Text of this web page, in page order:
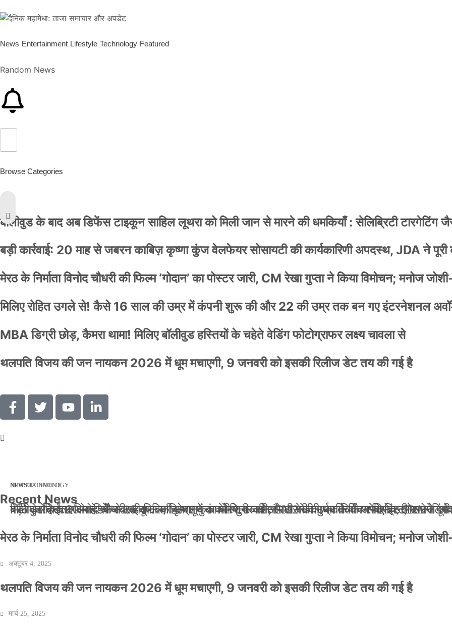
News Entertainment Lifestyle Technology Featured
Random News
Browse Categories
बॉलीवुड के बाद अब डिफेंस टाइकून साहिल लूथरा को मिली जान से मारने की धमकियाँ : सेलिब्रिटी टारगेटिंग
बड़ी कार्रवाई: 20 माह से जबरन काबिज़ कृष्णा कुंज वेलफेयर सोसायटी की कार्यकारिणी अपदस्थ, JDA ने पूरी
मेरठ के निर्माता विनोद चौधरी की फिल्म ‘गोदान’ का पोस्टर जारी, CM रेखा गुप्ता ने किया विमोचन; मनोज
मिलिए रोहित उगले से! कैसे 16 साल की उम्र में कंपनी शुरू की और 22 की उम्र तक बन गए इंटरनेशनल
MBA डिग्री छोड़, कैमरा थामा! मिलिए बॉलीवुड हस्तियों के चहेते वेडिंग फोटोग्राफर लक्ष्य चावला से
थलपति विजय की जन नायकन 2026 में धूम मचाएगी, 9 जनवरी को इसकी रिलीज डेट तय की गई है
NEWS मार्च 2, 2026
बॉलीवुड के बाद अब डिफेंस टाइकून साहिल लूथरा को मिली जान से मारने की धमकियाँ : सेलिब्रिटी
NEWS जनवरी 29, 2026
बड़ी कार्रवाई: 20 माह से जबरन काबिज़ कृष्णा कुंज वेलफेयर सोसायटी की कार्यकारिणी अपदस्थ, JDA ने
ENTERTAINMENT
मेरठ के निर्माता विनोद चौधरी की फिल्म ‘गोदान’ का पोस्टर जारी, CM रेखा गुप्ता ने किया विमोचन; मनोज
NEWSTECHNOLOGY
मिलिए रोहित उगले से! कैसे 16 साल की उम्र में कंपनी शुरू की और 22 की उम्र तक बन गए इंटरनेशनल
Recent News
मेरठ के निर्माता विनोद चौधरी की फिल्म ‘गोदान’ का पोस्टर जारी, CM रेखा गुप्ता ने किया विमोचन; मनोज
अक्टूबर 4, 2025
थलपति विजय की जन नायकन 2026 में धूम मचाएगी, 9 जनवरी को इसकी रिलीज डेट तय की गई है
मार्च 25, 2025